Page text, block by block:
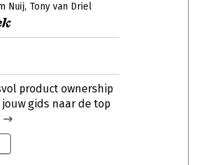
Nuij Tony van Driel
product ownership
gids naar de top